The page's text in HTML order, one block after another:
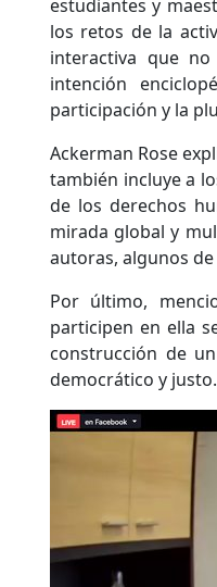
estudiantes y
los retos de la
interactiva que
intención
participación y la
Ackerman Rose
también incluye a
de los derechos
mirada global y
autoras, algunos de
Por último,
participen en ella
construcción de
democrático y justo.